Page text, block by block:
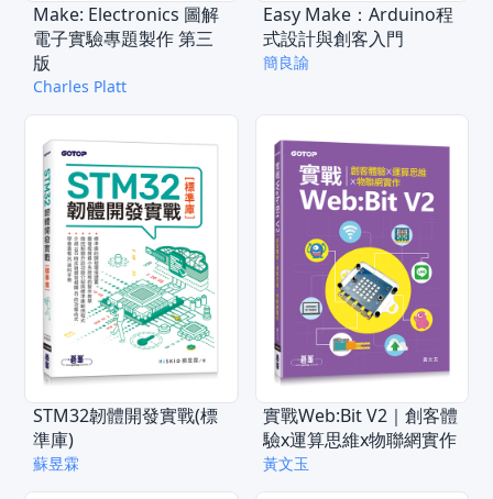
Make: Electronics 圖解
電子實驗專題製作 第三
版
Charles Platt
Easy Make：Arduino程
式設計與創客入門
簡良諭
STM32韌體開發實戰(標
準庫)
蘇昱霖
實戰Web:Bit V2｜創客體
驗x運算思維x物聯網實作
黃文玉